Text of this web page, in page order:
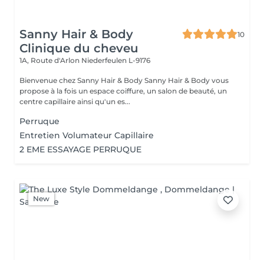
Sanny Hair & Body
Clinique du cheveu
10
1A, Route d'Arlon Niederfeulen L-9176
Bienvenue chez Sanny Hair & Body Sanny Hair & Body vous
propose à la fois un espace coiffure, un salon de beauté, un
centre capillaire ainsi qu'un es...
Perruque
Entretien Volumateur Capillaire
2 EME ESSAYAGE PERRUQUE
New